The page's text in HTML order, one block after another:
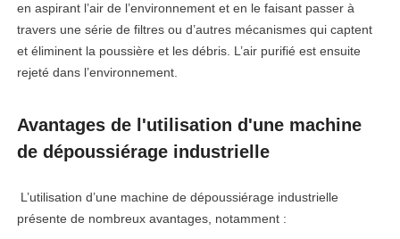
en aspirant l’air de l’environnement et en le faisant passer à
travers une série de filtres ou d’autres mécanismes qui captent
et éliminent la poussière et les débris. L’air purifié est ensuite
rejeté dans l’environnement.
Avantages de l'utilisation d'une machine
de dépoussiérage industrielle
L’utilisation d’une machine de dépoussiérage industrielle
présente de nombreux avantages, notamment :